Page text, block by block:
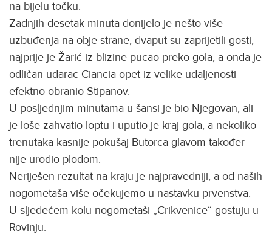
na bijelu točku.
Zadnjih desetak minuta donijelo je nešto više
uzbuđenja na obje strane, dvaput su zaprijetili gosti,
najprije je Žarić iz blizine pucao preko gola, a onda je
odličan udarac Ciancia opet iz velike udaljenosti
efektno obranio Stipanov.
U posljednjim minutama u šansi je bio Njegovan, ali
je loše zahvatio loptu i uputio je kraj gola, a nekoliko
trenutaka kasnije pokušaj Butorca glavom također
nije urodio plodom.
Neriješen rezultat na kraju je najpravedniji, a od naših
nogometaša više očekujemo u nastavku prvenstva.
U sljedećem kolu nogometaši „Crikvenice“ gostuju u
Rovinju.